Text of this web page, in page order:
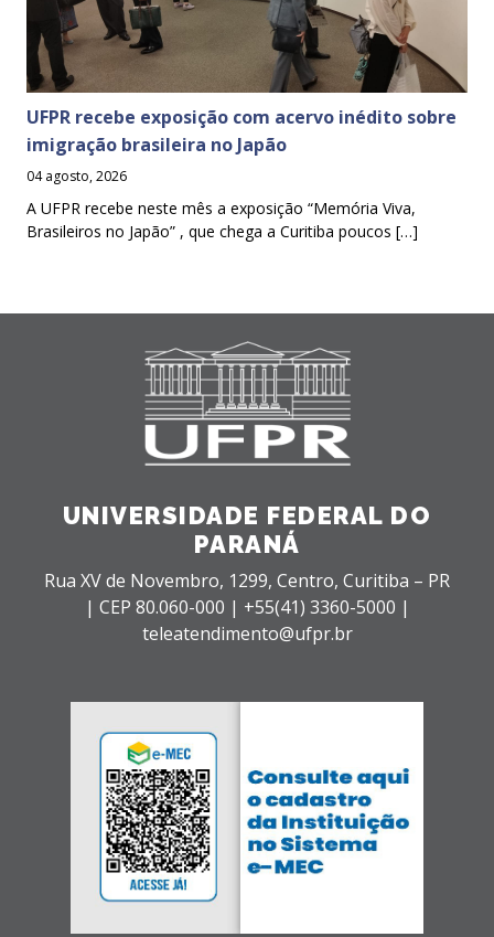
UFPR recebe exposição com acervo inédito sobre
imigração brasileira no Japão
04 agosto, 2026
A UFPR recebe neste mês a exposição “Memória Viva,
Brasileiros no Japão” , que chega a Curitiba poucos […]
UNIVERSIDADE FEDERAL DO
PARANÁ
Rua XV de Novembro, 1299, Centro, Curitiba – PR
| CEP 80.060-000 | +55(41) 3360-5000 |
teleatendimento@ufpr.br